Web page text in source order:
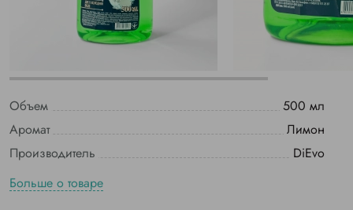
Объем
500 мл
Аромат
Лимон
Производитель
DiЕvo
Больше о товаре